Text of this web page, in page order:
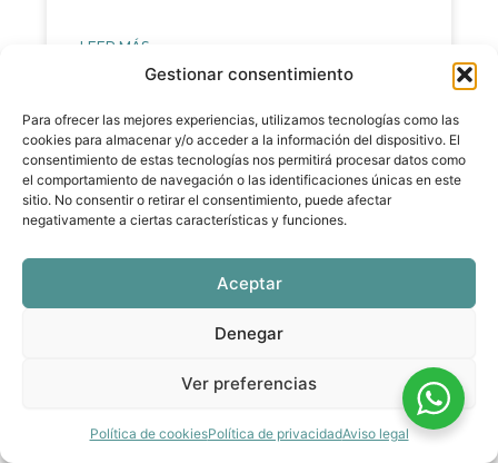
Gestionar consentimiento
Para ofrecer las mejores experiencias, utilizamos tecnologías como las
cookies para almacenar y/o acceder a la información del dispositivo. El
consentimiento de estas tecnologías nos permitirá procesar datos como
el comportamiento de navegación o las identificaciones únicas en este
sitio. No consentir o retirar el consentimiento, puede afectar
negativamente a ciertas características y funciones.
Aceptar
Denegar
Ver preferencias
Política de cookiesPolítica de privacidadAviso legal
LEER MÁS »
Trinity vs. Cambridge:
Diferencias Clave